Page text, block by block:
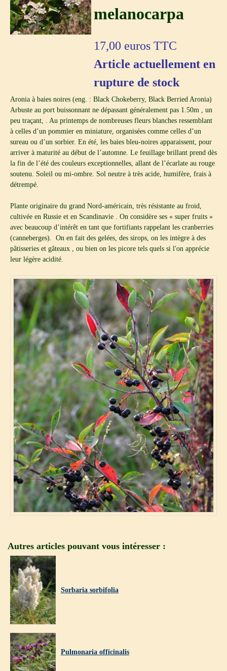
melanocarpa
17,00 euros TTC
Article actuellement en
rupture de stock
Aronia à baies noires (eng. : Black Chokeberry, Black Berried Aronia)
Arbuste au port buissonnant ne dépassant généralement pas 1.50m , un
peu traçant, . Au printemps de nombreuses fleurs blanches ressemblant
à celles d’un pommier en miniature, organisées comme celles d’un
sureau ou d’un sorbier. En été, les baies bleu-noires apparaissent, pour
arriver à maturité au début de l’automne. Le feuillage brillant prend dès
la fin de l’été des couleurs exceptionnelles, allant de l’écarlate au rouge
soutenu. Soleil ou mi-ombre. Sol neutre à très acide, humifère, frais à
détrempé.
Plante originaire du grand Nord-américain, très résistante au froid,
cultivée en Russie et en Scandinavie . On considère ses « super fruits »
avec beaucoup d’intérêt en tant que fortifiants rappelant les cranberries
(canneberges). On en fait des gelées, des sirops, on les intègre à des
pâtisseries et gâteaux , ou bien on les picore tels quels si l'on apprécie
leur légère acidité.
Autres articles pouvant vous intéresser :
Sorbaria sorbifolia
Pulmonaria officinalis